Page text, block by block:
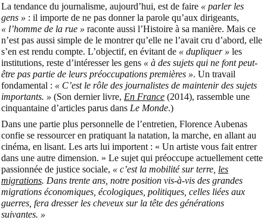
La tendance du journalisme, aujourd’hui, est de faire « parler les
gens » : il importe de ne pas donner la parole qu’aux dirigeants,
« l’homme de la rue » raconte aussi l’Histoire à sa manière. Mais ce
n’est pas aussi simple de le montrer qu’elle ne l’avait cru d’abord, elle
s’en est rendu compte. L’objectif, en évitant de « dupliquer » les
institutions, reste d’intéresser les gens « à des sujets qui ne font peut-
être pas partie de leurs préoccupations premières ». Un travail
fondamental : « C’est le rôle des journalistes de maintenir des sujets
importants. » (Son dernier livre, En France (2014), rassemble une
cinquantaine d’articles parus dans Le Monde.)
Dans une partie plus personnelle de l’entretien, Florence Aubenas
confie se ressourcer en pratiquant la natation, la marche, en allant au
cinéma, en lisant. Les arts lui importent : « Un artiste vous fait entrer
dans une autre dimension. » Le sujet qui préoccupe actuellement cette
passionnée de justice sociale, « c’est la mobilité sur terre, les
migrations. Dans trente ans, notre position vis-à-vis des grandes
migrations économiques, écologiques, politiques, celles liées aux
guerres, fera dresser les cheveux sur la tête des générations
suivantes. »